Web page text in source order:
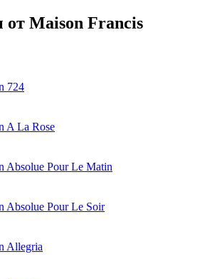
от Maison Francis
724
A La Rose
Absolue Pour Le Matin
Absolue Pour Le Soir
Allegria